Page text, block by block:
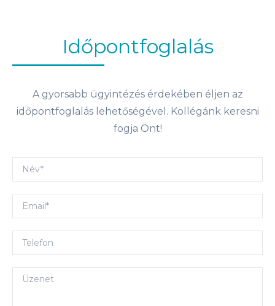
Időpontfoglalás
A gyorsabb ügyintézés érdekében éljen az
időpontfoglalás lehetőségével. Kollégánk keresni
fogja Önt!